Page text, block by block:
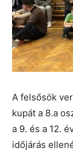
A felsősök
kupát a 8.a
a 9. és a 12.
időjárás